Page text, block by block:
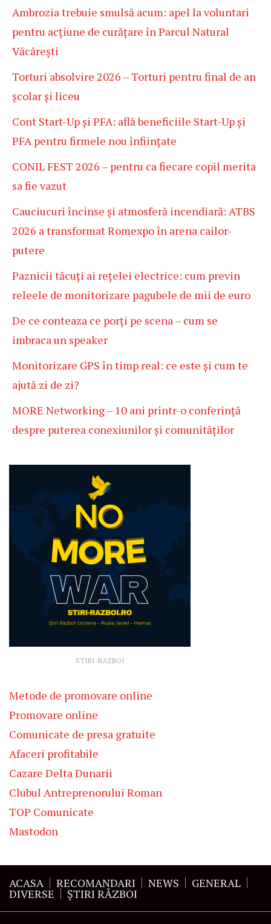
Ambrozia trebuie smulsă acum: apel la voluntari
pentru acțiune de curățare în Parcul Natural
Văcărești
Torturi absolvire 2026 – Torturi pentru final de an
școlar și liceu
Cont Start-Up și PFA: află beneficiile Start-Up și
PFA pentru firmele nou înființate
CONIL FEST 2026 – pentru ca fiecare copil merita
sa fie vazut
Cauciucuri încinse și atmosferă incendiară: ATBS
2026 a transformat Romexpo în arena cailor-
putere
Paznicii tăcuți ai rețelei electrice: cum previn
releele de monitorizare pagubele de mii de euro
De ce conteaza ce porți pe scena – cum se
imbraca un speaker
Monitorizare GPS în timp real: ce este și cum te
ajută zi de zi?
MORE Networking – 10 ani printr-o conferință
despre puterea conexiunilor și comunităților
STIRI-RAZBOI
Metode de promovare online
Promovare online
Comunicate de presa gratuite
Afaceri profitabile
Cazare Delta Dunarii
Clubul Antreprenorului Roman
TOP Comunicate
Mastodon
ACASA RECOMANDARI NEWS GENERAL
DIVERSE ŞTIRI RĂZBOI